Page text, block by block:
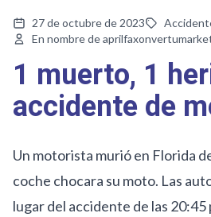
27 de octubre de 2023
En nombre de
1 muerto, 1
accidente de
Un motorista murió en Florida
coche chocara su moto. Las
lugar del accidente de las